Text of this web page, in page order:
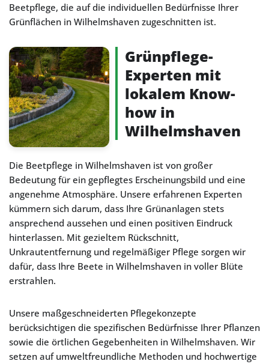
Beetpflege, die auf die individuellen Bedürfnisse Ihrer
Grünflächen in Wilhelmshaven zugeschnitten ist.
Grünpflege-
Experten mit
lokalem Know-
how in
Wilhelmshaven
Die Beetpflege in Wilhelmshaven ist von großer
Bedeutung für ein gepflegtes Erscheinungsbild und eine
angenehme Atmosphäre. Unsere erfahrenen Experten
kümmern sich darum, dass Ihre Grünanlagen stets
ansprechend aussehen und einen positiven Eindruck
hinterlassen. Mit gezieltem Rückschnitt,
Unkrautentfernung und regelmäßiger Pflege sorgen wir
dafür, dass Ihre Beete in Wilhelmshaven in voller Blüte
erstrahlen.
Unsere maßgeschneiderten Pflegekonzepte
berücksichtigen die spezifischen Bedürfnisse Ihrer Pflanzen
sowie die örtlichen Gegebenheiten in Wilhelmshaven. Wir
setzen auf umweltfreundliche Methoden und hochwertige